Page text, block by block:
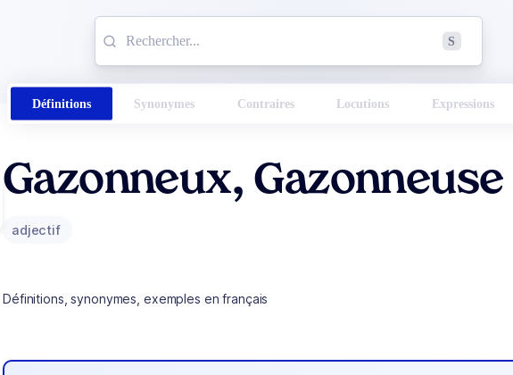
S
Définitions Synonymes Contraires Locutions Expressions
Gazonneux, Gazonneuse
adjectif
Définitions, synonymes, exemples en français